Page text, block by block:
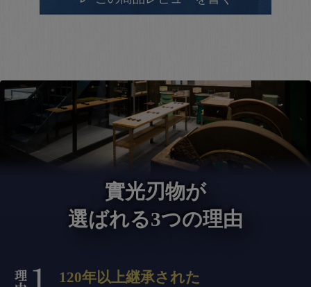
實光刃物が
選ばれる3つの理由
120年以上継承された